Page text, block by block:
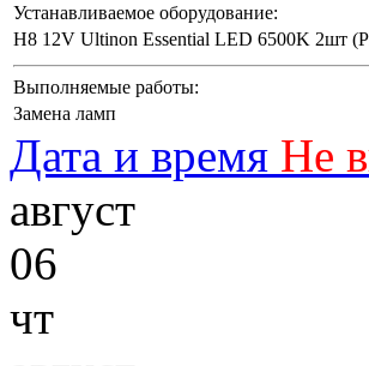
Устанавливаемое оборудование:
H8 12V Ultinon Essential LED 6500K 2шт
Выполняемые работы:
Замена ламп
Дата и время Не
август
06
чт